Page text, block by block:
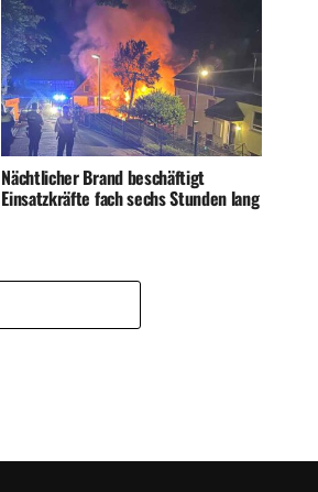
Nächtlicher Brand beschäftigt
Einsatzkräfte fach sechs Stunden lang